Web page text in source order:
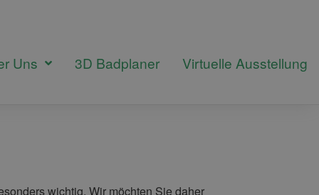
Uns 3D Badplaner Virtuelle Ausstellung
wichtig. Wir möchten Sie daher